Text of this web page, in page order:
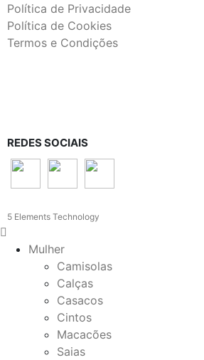
Política de Privacidade
Política de Cookies
Termos e Condições
REDES SOCIAIS
5 Elements Technology
Mulher
Camisolas
Calças
Casacos
Cintos
Macacões
Saias